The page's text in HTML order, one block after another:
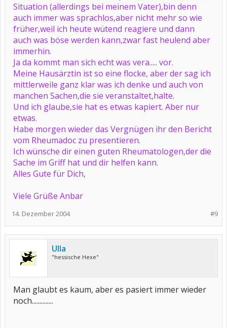
Situation (allerdings bei meinem Vater),bin denn
auch immer was sprachlos,aber nicht mehr so wie
früher,weil ich heute wütend reagiere und dann
auch was böse werden kann,zwar fast heulend aber
immerhin.
Ja da kommt man sich echt was vera..... vor.
Meine Hausärztin ist so eine flocke, aber der sag ich
mittlerweile ganz klar was ich denke und auch von
manchen Sachen,die sie veranstaltet,halte.
Und ich glaube,sie hat es etwas kapiert. Aber nur
etwas.
Habe morgen wieder das Vergnügen ihr den Bericht
vom Rheumadoc zu presentieren.
Ich wünsche dir einen guten Rheumatologen,der die
Sache im Griff hat und dir helfen kann.
Alles Gute für Dich,
Viele Grüße Anbar
#9
14. Dezember 2004
Ulla
"hessische Hexe"
Man glaubt es kaum, aber es pasiert immer wieder
noch..............